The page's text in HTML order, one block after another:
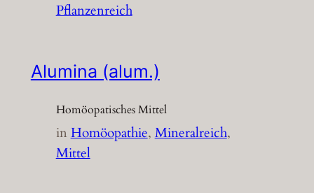
Pflanzenreich
Alumina (alum.)
Homöopatisches Mittel
inHomöopathie, Mineralreich
Mittel